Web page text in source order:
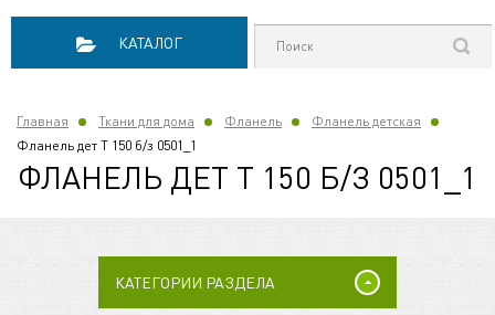
КАТАЛОГ
Главная Ткани для дома Фланель
Фланель детская
Фланель дет Т 150 б/з 0501_1
ФЛАНЕЛЬ ДЕТ Т 150 Б/З 0501_1
КАТЕГОРИИ РАЗДЕЛА